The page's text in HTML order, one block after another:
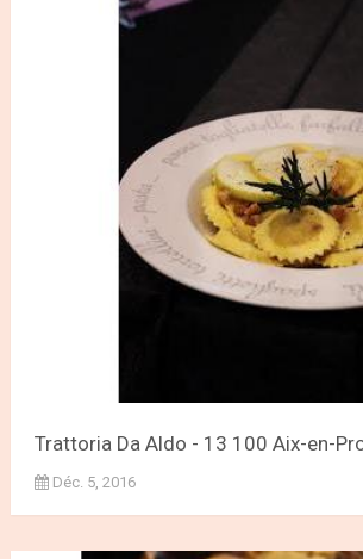
Trattoria Da Aldo - 13 100 Aix-en-
Déc. 5, 2016